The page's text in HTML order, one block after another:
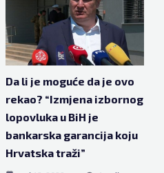
Da li je moguće da je ovo
rekao? “Izmjena izbornog
lopovluka u BiH je
bankarska garancija koju
Hrvatska traži”